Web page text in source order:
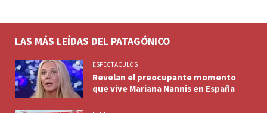
LAS MÁS LEÍDAS DEL PATAGÓNICO
ESPECTACULOS
Revelan el preocupante momento
que vive Mariana Nannis en España